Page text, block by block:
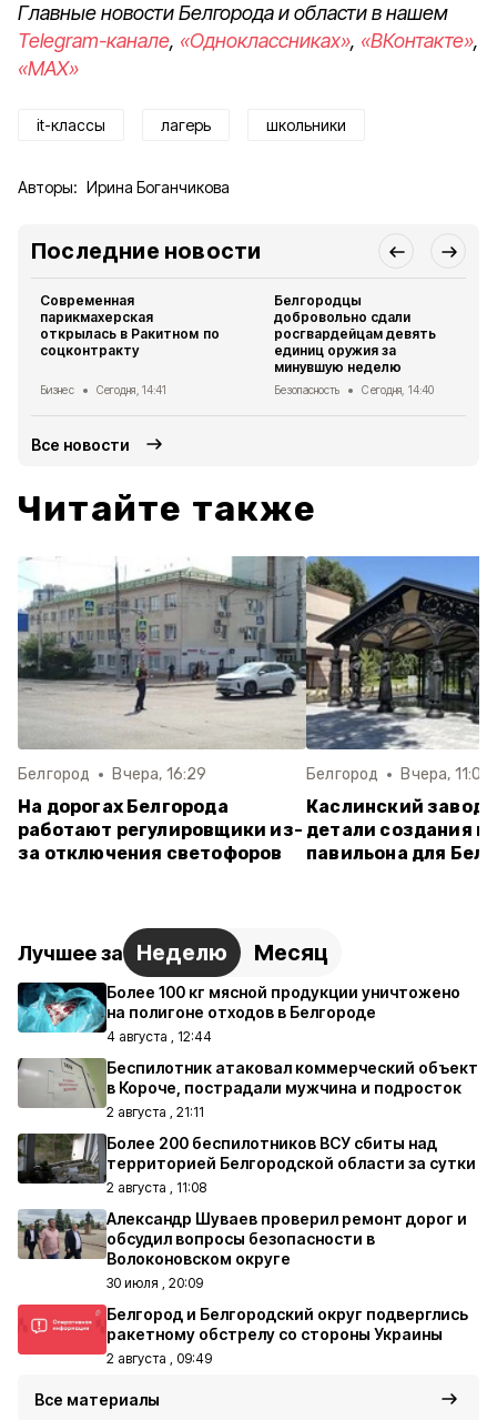
Главные новости Белгорода и области в нашем
Telegram-канале, «Одноклассниках», «ВКонтакте»,
«MAX»
it-классы лагерь школьники
Авторы: Ирина Боганчикова
Последние новости
Современная
парикмахерская
открылась в Ракитном по
соцконтракту
Бизнес Сегодня, 14:41
Белгородцы
добровольно сдали
росгвардейцам девять
единиц оружия за
минувшую неделю
Безопасность Сегодня, 14:40
Все новости
Читайте также
Белгород Вчера, 16:29
На дорогах Белгорода
работают регулировщики из-
за отключения светофоров
Белгород Вчера, 11:03
Каслинский завод
детали создания
павильона для
Лучшее за Неделю Месяц
Более 100 кг мясной продукции уничтожено
на полигоне отходов в Белгороде
4 августа , 12:44
Беспилотник атаковал коммерческий объект
в Короче, пострадали мужчина и подросток
2 августа , 21:11
Более 200 беспилотников ВСУ сбиты над
территорией Белгородской области за сутки
2 августа , 11:08
Александр Шуваев проверил ремонт дорог и
обсудил вопросы безопасности в
Волоконовском округе
30 июля , 20:09
Белгород и Белгородский округ подверглись
ракетному обстрелу со стороны Украины
2 августа , 09:49
Все материалы